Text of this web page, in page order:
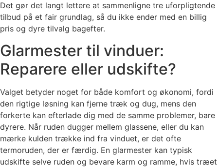
Det gør det langt lettere at sammenligne tre uforpligtende
tilbud på et fair grundlag, så du ikke ender med en billig
pris og dyre tilvalg bagefter.
Glarmester til vinduer:
Reparere eller udskifte?
Valget betyder noget for både komfort og økonomi, fordi
den rigtige løsning kan fjerne træk og dug, mens den
forkerte kan efterlade dig med de samme problemer, bare
dyrere. Når ruden dugger mellem glassene, eller du kan
mærke kulden trække ind fra vinduet, er det ofte
termoruden, der er færdig. En glarmester kan typisk
udskifte selve ruden og bevare karm og ramme, hvis træet